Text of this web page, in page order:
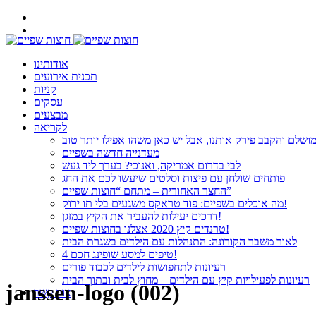
אודותינו
תכנית אירועים
קניות
עסקים
מבצעים
לקריאה
והקבב פירק אותנו, אבל יש כאן משהו אפילו יותר טוב
מעדנייה חדשה בשפיים
לבי בדרום אמריקה, ואנוכי? בערך ליד געש
פותחים שולחן עם פיצות וסלטים שיעשו לכם את החג
החצר האחורית – מתחם “חוצות שפיים”
מה אוכלים בשפיים: פוד טראקס משגעים בלי תו ירוק!
דרכים יעילות להעביר את הקיץ במזגן!
טרנדים קיץ 2020 אצלנו בחוצות שפיים!
לאור משבר הקורונה: התנהלות עם הילדים בשגרת הבית
4 טיפים למסע שופינג חכם!
רעיונות לתחפושות לילדים לכבוד פורים
רעיונות לפעילויות קיץ עם הילדים – מחוץ לבית ובתוך הבית
צור קשר
janssen-logo (002)